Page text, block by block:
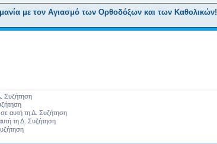
με τον Αγιασμό των Ορθοδόξων και των Καθολικών!
Συζήτηση
σε αυτή τη Δ. Συζήτηση
τη Δ. Συζήτηση